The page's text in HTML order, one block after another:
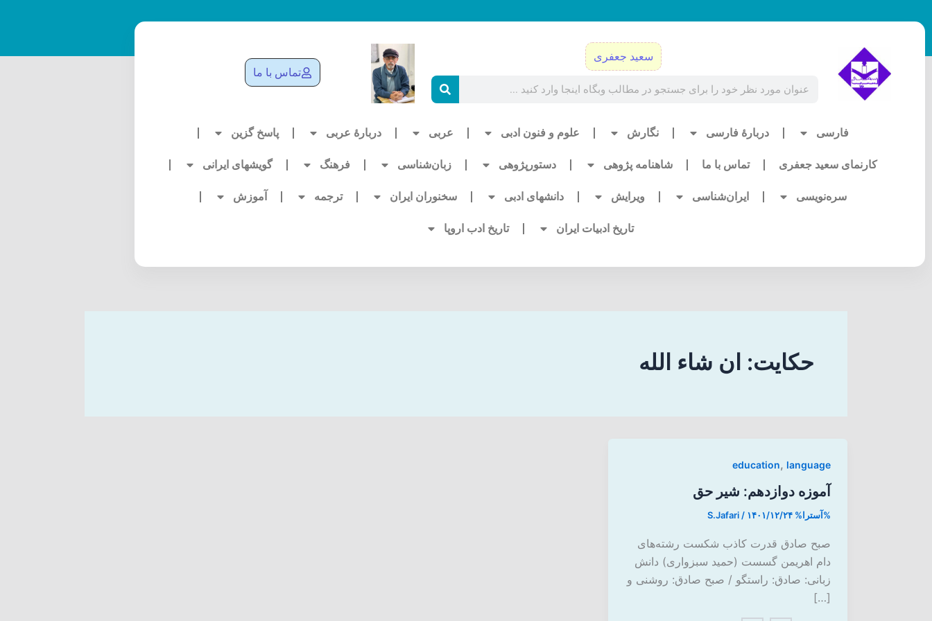
به
سعید جعفری
تماس با ما
فارسی دربارۀ فارسی نگارش علوم و فنون ادبی عربی دربارۀ عربی پاسخ گزین
کارنمای سعید جعفری تماس با ما شاهنامه پژوهی دستورپژوهی زبان‌شناسی فرهنگ گویشهای ایرانی
سره‌نویسی ایران‌شناسی ویرایش دانشهای ادبی سخنوران ایران ترجمه آموزش
تاریخ ادبیات ایران تاریخ ادب اروپا
حکایت: ان شاء الله
education, language
آموزه دوازدهم: شیر حق
%آسترا% S.Jafari / ۱۴۰۱/۱۲/۲۴
صبح صادق قدرت کاذب شکست رشته‌های
دام اهریمن گسست (حمید سبزواری) دانش
زبانی: صادق: راستگو / صبح صادق: روشنی و
[…]